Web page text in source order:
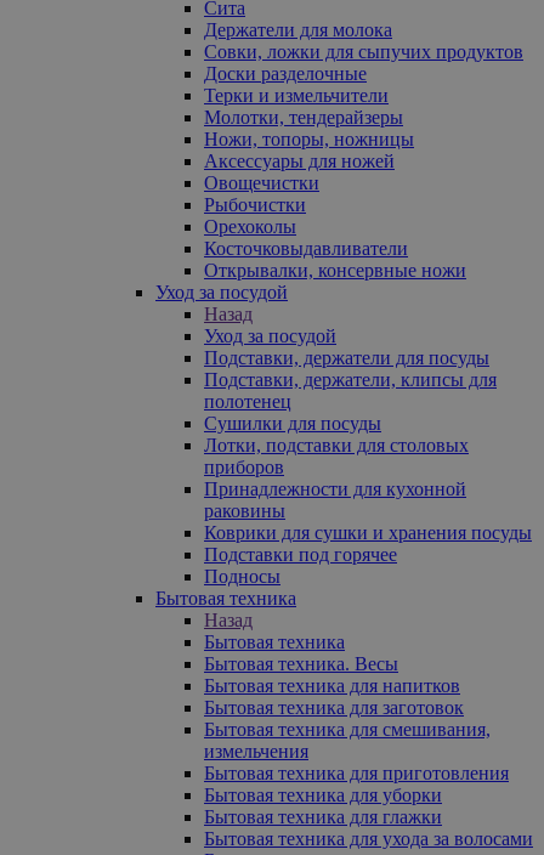
Сита
Держатели для молока
Совки, ложки для сыпучих продуктов
Доски разделочные
Терки и измельчители
Молотки, тендерайзеры
Ножи, топоры, ножницы
Аксессуары для ножей
Овощечистки
Рыбочистки
Орехоколы
Косточковыдавливатели
Открывалки, консервные ножи
Уход за посудой
Назад
Уход за посудой
Подставки, держатели для посуды
Подставки, держатели, клипсы для
полотенец
Сушилки для посуды
Лотки, подставки для столовых
приборов
Принадлежности для кухонной
раковины
Коврики для сушки и хранения посуды
Подставки под горячее
Подносы
Бытовая техника
Назад
Бытовая техника
Бытовая техника. Весы
Бытовая техника для напитков
Бытовая техника для заготовок
Бытовая техника для смешивания,
измельчения
Бытовая техника для приготовления
Бытовая техника для уборки
Бытовая техника для глажки
Бытовая техника для ухода за волосами